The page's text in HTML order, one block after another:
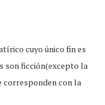
cuyo único fin es
son ficción(excepto la
corresponden con la